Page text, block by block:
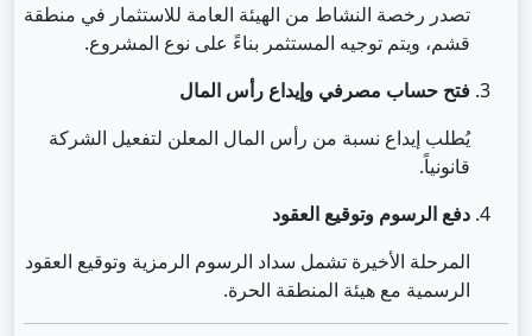
تصدر رخصة النشاط من الهيئة العامة للاستثمار في منطقة
قشم، ويتم توجيه المستثمر بناءً على نوع المشروع.
فتح حساب مصرفي وإيداع رأس المال
يُطلب إيداع نسبة من رأس المال المعلن لتفعيل الشركة
قانونياً.
دفع الرسوم وتوقيع العقود
المرحلة الأخيرة تشمل سداد الرسوم الرمزية وتوقيع العقود
الرسمية مع هيئة المنطقة الحرة.